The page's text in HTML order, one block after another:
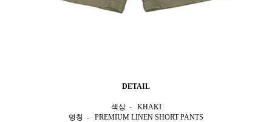
DETAIL
색상 - KHAKI
명칭 - PREMIUM LINEN SHORT PANTS